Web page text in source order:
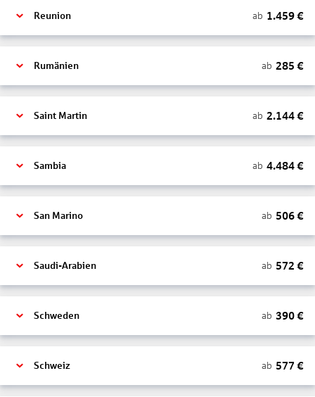
Reunion ab 1.459€
Rumänien ab 285 €
Saint Martin ab 2.144€
Sambia ab 4.484€
San Marino ab 506€
Saudi-Arabien ab 572 €
Schweden ab 390€
Schweiz ab 577 €